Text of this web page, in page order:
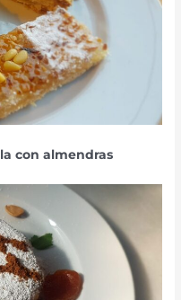
con almendras